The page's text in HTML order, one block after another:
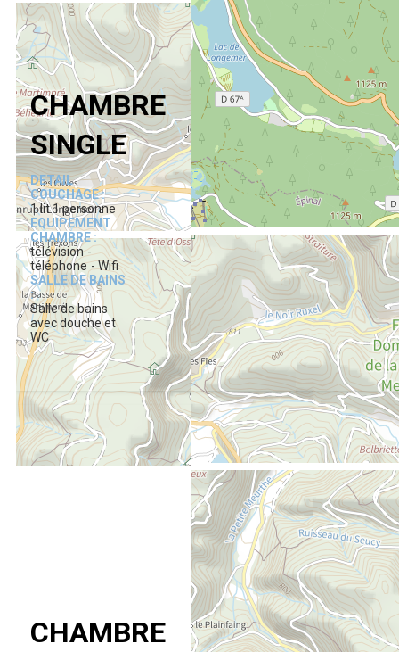
CHAMBRE
SINGLE
DETAIL
COUCHAGE :
1 lit 1 personne
EQUIPEMENT
CHAMBRE :
télévision
téléphone
Wifi
SALLE DE BAINS
:
Salle de bains
avec douche et
WC
CHAMBRE